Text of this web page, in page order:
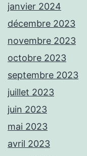
janvier 2024
décembre 2023
novembre 2023
octobre 2023
septembre 2023
juillet 2023
juin 2023
mai 2023
avril 2023